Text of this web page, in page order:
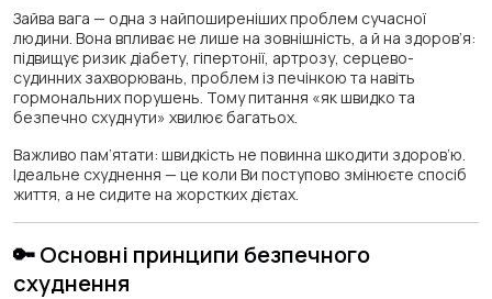
Зайва вага — одна з найпоширеніших проблем сучасної
людини. Вона впливає не лише на зовнішність, а й на здоров’я:
підвищує ризик діабету, гіпертонії, артрозу, серцево-
судинних захворювань, проблем із печінкою та навіть
гормональних порушень. Тому питання «як швидко та
безпечно схуднути» хвилює багатьох.
Важливо пам’ятати: швидкість не повинна шкодити здоров’ю.
Ідеальне схуднення — це коли Ви поступово змінюєте спосіб
життя, а не сидите на жорстких дієтах.
🔑 Основні принципи безпечного
схуднення